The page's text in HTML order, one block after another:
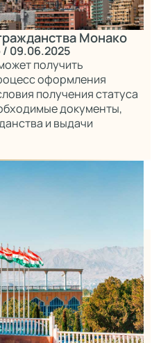
Монако
/ 09.06.2025
получить
оформления
получения статуса
документы,
и выдачи